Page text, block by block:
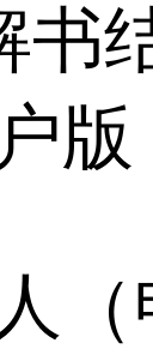
书
版